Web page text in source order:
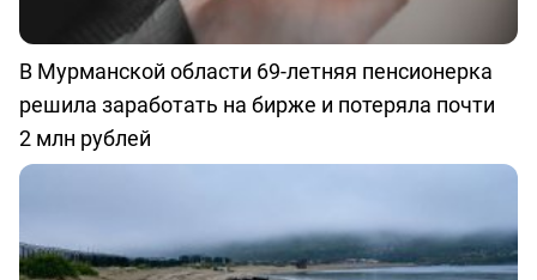
В Мурманской области 69-летняя пенсионерка
решила заработать на бирже и потеряла почти
2 млн рублей